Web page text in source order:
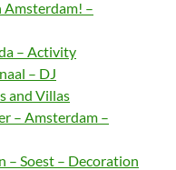
Amsterdam! –
– Activity
– DJ
and Villas
– Amsterdam –
– Soest – Decoration